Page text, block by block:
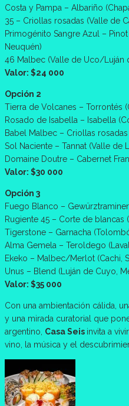
Costa y Pampa – Albariño
35 – Criollas rosadas (Valle de
Primogénito Sangre Azul –
Neuquén)
46 Malbec (Valle de Uco/Luján
Valor: $24 000
Opción 2
Tierra de Volcanes – Torrontés
Rosado de Isabella – Isabella
Babel Malbec – Criollas
Sol Naciente – Tannat (Valle de
Domaine Doutre – Cabernet
Valor: $30 000
Opción 3
Fuego Blanco –
Rugiente 45 – Corte de blancas
Tigerstone – Garnacha
Alma Gemela – Teroldego
Ekeko – Malbec/Merlot (Cachi,
Unus – Blend (Luján de Cuyo,
Valor: $35 000
Con una ambientación cálida,
y una mirada curatorial que
argentino, Casa Seis invita a
vino, la música y el